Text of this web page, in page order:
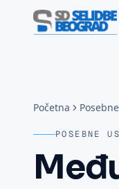
Početna
POSEBNE